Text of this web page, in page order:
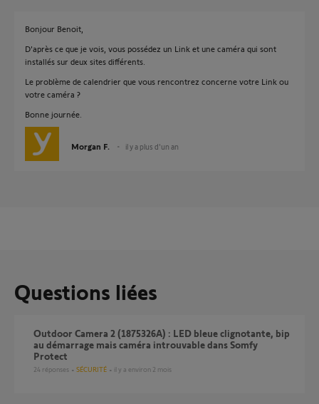
Bonjour Benoit,
D'après ce que je vois, vous possédez un Link et une caméra qui sont
installés sur deux sites différents.
Le problème de calendrier que vous rencontrez concerne votre Link ou
votre caméra ?
Bonne journée.
Morgan F. il y a plus d'un an
Questions liées
Outdoor Camera 2 (1875326A) : LED bleue clignotante, bip
au démarrage mais caméra introuvable dans Somfy
Protect
24 réponses SÉCURITÉ il y a environ 2 mois